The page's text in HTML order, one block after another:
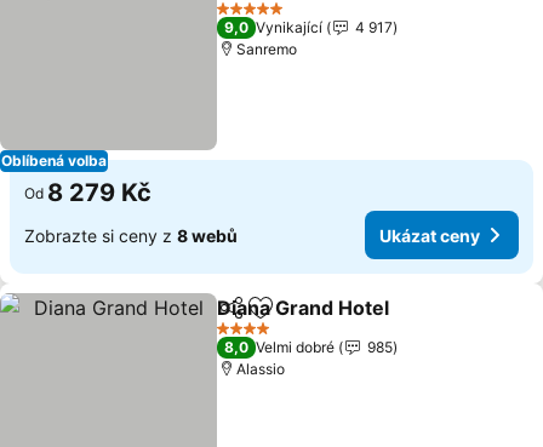
Oblíbená volba
5 Počet hvězdiček
9,0 Vynikající
4 917
Sanremo
Od 8 279 Kč
Zobrazte si ceny z 8 webů Ukázat ceny
SdíletPřidat na seznam oblíbených
Diana Grand Hotel
4 Počet hvězdiček
8,0 Velmi dobré
985
Alassio